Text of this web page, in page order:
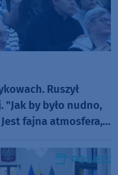
Ruszył
"Jak by było nudno,
fajna atmosfera,